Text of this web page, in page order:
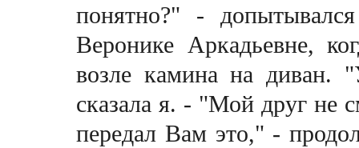
понятно?" -
Веронике Аркадьевне,
возле камина на диван.
сказала я. - "Мой друг не
передал Вам это," -